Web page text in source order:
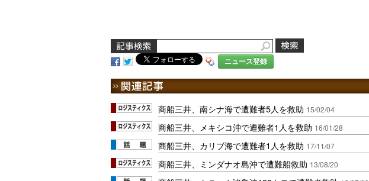
ニュース登録
商船三井、南シナ海で遭難者5人を救助 15/02/04
商船三井、メキシコ沖で遭難者1人を救助 16/01/28
商船三井、カリブ海で遭難者1人を救助 17/11/07
商船三井、ミンダナオ島沖で遭難船救助 13/08/20